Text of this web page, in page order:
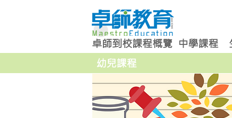
卓師到校課程概覽 中學課程
幼兒課程